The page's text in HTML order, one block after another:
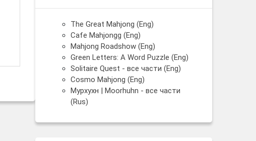
The Great Mahjong (Eng)
Cafe Mahjongg (Eng)
Mahjong Roadshow (Eng)
Green Letters: A Word Puzzle (Eng)
Solitaire Quest - все части (Eng)
Cosmo Mahjong (Eng)
Мурхухн | Moorhuhn - все части
(Rus)